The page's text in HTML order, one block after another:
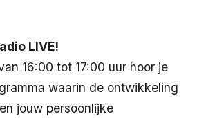
LIVE!
16:00 tot 17:00 uur hoor je
waarin de ontwikkeling
jouw persoonlijke